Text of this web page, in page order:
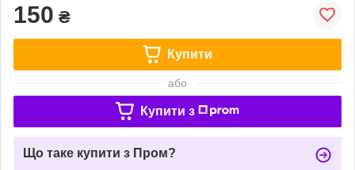
150 ₴
Купити
або
Купити з
Що таке купити з Пром?